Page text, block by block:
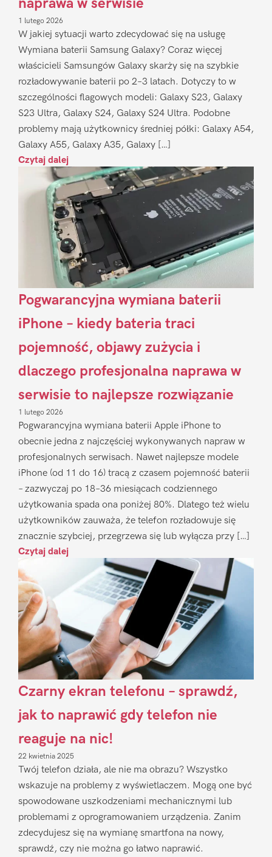
naprawa w serwisie
1 lutego 2026
W jakiej sytuacji warto zdecydować się na usługę
Wymiana baterii Samsung Galaxy? Coraz więcej
właścicieli Samsungów Galaxy skarży się na szybkie
rozładowywanie baterii po 2–3 latach. Dotyczy to w
szczególności flagowych modeli: Galaxy S23, Galaxy
S23 Ultra, Galaxy S24, Galaxy S24 Ultra. Podobne
problemy mają użytkownicy średniej półki: Galaxy A54,
Galaxy A55, Galaxy A35, Galaxy […]
Czytaj dalej
Pogwarancyjna wymiana baterii
iPhone – kiedy bateria traci
pojemność, objawy zużycia i
dlaczego profesjonalna naprawa w
serwisie to najlepsze rozwiązanie
1 lutego 2026
Pogwarancyjna wymiana baterii Apple iPhone to
obecnie jedna z najczęściej wykonywanych napraw w
profesjonalnych serwisach. Nawet najlepsze modele
iPhone (od 11 do 16) tracą z czasem pojemność baterii
– zazwyczaj po 18–36 miesiącach codziennego
użytkowania spada ona poniżej 80%. Dlatego też wielu
użytkowników zauważa, że telefon rozładowuje się
znacznie szybciej, przegrzewa się lub wyłącza przy […]
Czytaj dalej
Czarny ekran telefonu – sprawdź,
jak to naprawić gdy telefon nie
reaguje na nic!
22 kwietnia 2025
Twój telefon działa, ale nie ma obrazu? Wszystko
wskazuje na problemy z wyświetlaczem. Mogą one być
spowodowane uszkodzeniami mechanicznymi lub
problemami z oprogramowaniem urządzenia. Zanim
zdecydujesz się na wymianę smartfona na nowy,
sprawdź, czy nie można go łatwo naprawić.